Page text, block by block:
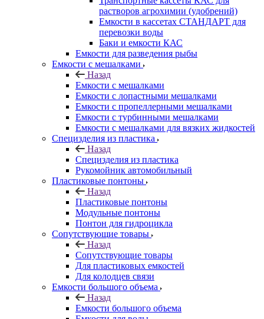
растворов агрохимии (удобрений)
Емкости в кассетах СТАНДАРТ для
перевозки воды
Баки и емкости КАС
Емкости для разведения рыбы
Емкости с мешалками
Назад
Емкости с мешалками
Емкости с лопастными мешалками
Емкости с пропеллерными мешалками
Емкости с турбинными мешалками
Емкости с мешалками для вязких жидкостей
Специзделия из пластика
Назад
Специзделия из пластика
Рукомойник автомобильный
Пластиковые понтоны
Назад
Пластиковые понтоны
Модульные понтоны
Понтон для гидроцикла
Сопутствующие товары
Назад
Сопутствующие товары
Для пластиковых емкостей
Для колодцев связи
Емкости большого объема
Назад
Емкости большого объема